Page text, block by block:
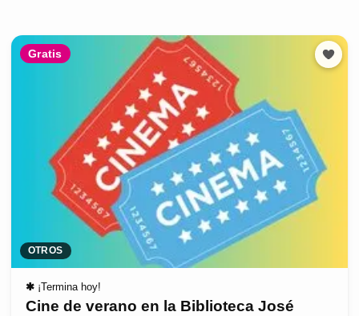
Gratis
OTROS
✱ ¡Termina hoy!
Cine de verano en la Biblioteca José